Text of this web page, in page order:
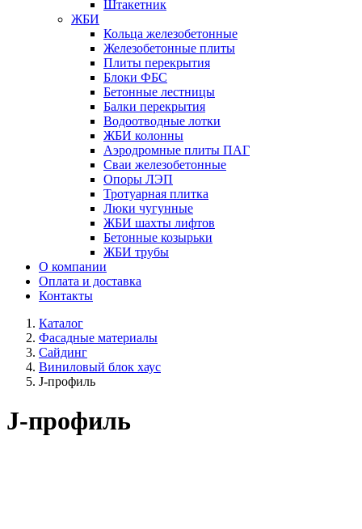
Штакетник
ЖБИ
Кольца железобетонные
Железобетонные плиты
Плиты перекрытия
Блоки ФБС
Бетонные лестницы
Балки перекрытия
Водоотводные лотки
ЖБИ колонны
Аэродромные плиты ПАГ
Сваи железобетонные
Опоры ЛЭП
Тротуарная плитка
Люки чугунные
ЖБИ шахты лифтов
Бетонные козырьки
ЖБИ трубы
О компании
Оплата и доставка
Контакты
Каталог
Фасадные материалы
Сайдинг
Виниловый блок хаус
J-профиль
J-профиль